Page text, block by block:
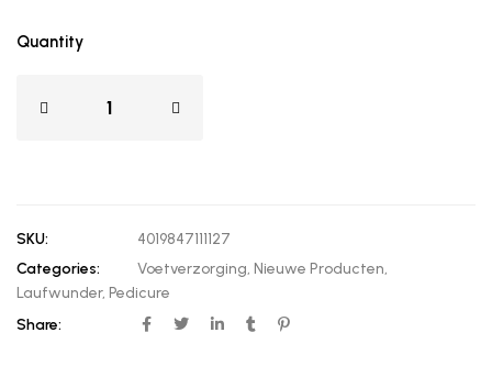
Quantity
SKU:
4019847111127
Categories:
Voetverzorging, Nieuwe Producten,
Laufwunder, Pedicure
Share: